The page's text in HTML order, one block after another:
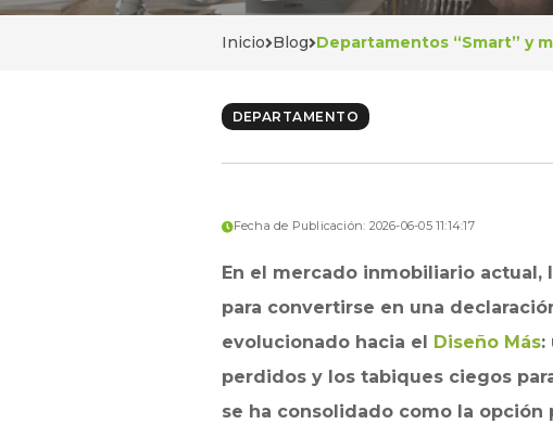
Inicio Blog Departamentos “Smart” y
DEPARTAMENTO
Fecha de Publicación: 2026-06-05 11:14:17
En el mercado inmobiliario
para convertirse en una
evolucionado hacia el
Diseño Más:
perdidos y los tabiques ciegos
se ha consolidado como la